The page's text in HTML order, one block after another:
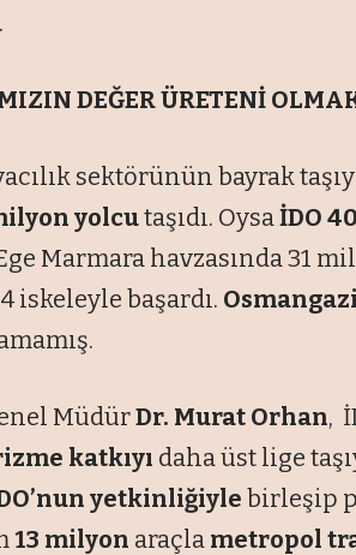
DEĞER ÜRETENİ
sektörünün bayrak
yolcutaşıdı. OysaİDO
Marmara havzasında 31
iskeleyle başardı.
MüdürDr. Murat Orhan,
katkıyı daha üst lige
yetkinliğiyle birleşip
13 milyon araçla metropol